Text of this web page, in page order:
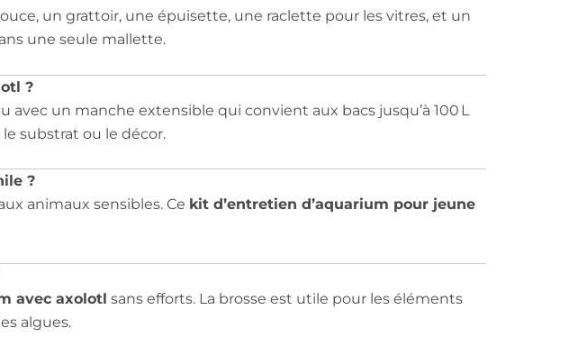
un grattoir, une épuisette, une raclette pour les vitres, et un
une seule mallette.
?
avec un manche extensible qui convient aux bacs jusqu’à 100 L
substrat ou le décor.
?
animaux sensibles. Ce kit d’entretien d’aquarium pour jeune
avec axolotl sans efforts. La brosse est utile pour les éléments
algues.